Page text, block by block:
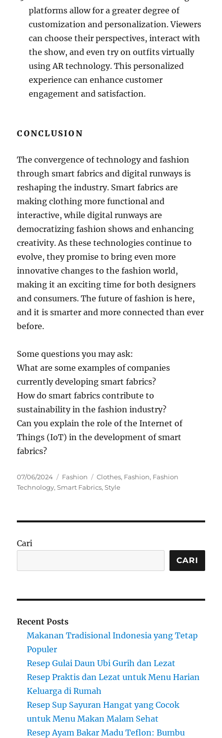
platforms allow for a greater degree of
customization and personalization. Viewers
can choose their perspectives, interact with
the show, and even try on outfits virtually
using AR technology. This personalized
experience can enhance customer
engagement and satisfaction.
CONCLUSION
The convergence of technology and fashion
through smart fabrics and digital runways is
reshaping the industry. Smart fabrics are
making clothing more functional and
interactive, while digital runways are
democratizing fashion shows and enhancing
creativity. As these technologies continue to
evolve, they promise to bring even more
innovative changes to the fashion world,
making it an exciting time for both designers
and consumers. The future of fashion is here,
and it is smarter and more connected than ever
before.
Some questions you may ask:
What are some examples of companies
currently developing smart fabrics?
How do smart fabrics contribute to
sustainability in the fashion industry?
Can you explain the role of the Internet of
Things (IoT) in the development of smart
fabrics?
Posted
on
07/06/2024 Categories
Fashion Tags
Clothes, Fashion, Fashion
Technology,Smart Fabrics,Style
Cari
CARI
Recent Posts
Makanan Tradisional Indonesia yang Tetap
Populer
Resep Gulai Daun Ubi Gurih dan Lezat
Resep Praktis dan Lezat untuk Menu Harian
Keluarga di Rumah
Resep Sup Sayuran Hangat yang Cocok
untuk Menu Makan Malam Sehat
Resep Ayam Bakar Madu Teflon: Bumbu